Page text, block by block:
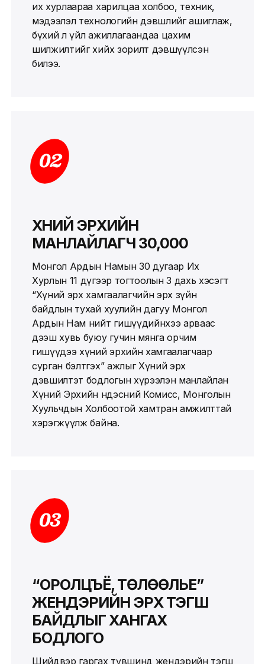
их хурлаараа харилцаа холбоо, техник,
мэдээлэл технологийн дэвшлийг ашиглаж,
бүхий л үйл ажиллагаандаа цахим
шилжилтийг хийх зорилт дэвшүүлсэн
билээ.
02
ХҮНИЙ ЭРХИЙН
МАНЛАЙЛАГЧ 30,000
Монгол Ардын Намын 30 дугаар Их
Хурлын 11 дүгээр тогтоолын 3 дахь хэсэгт
“Хүний эрх хамгаалагчийн эрх зүйн
байдлын тухай хуулийн дагуу Монгол
Ардын Нам нийт гишүүдийнхээ арваас
дээш хувь буюу гучин мянга орчим
гишүүдээ хүний эрхийн хамгаалагчаар
сурган бэлтгэх” ажлыг Хүний эрх
дэвшилтэт бодлогын хүрээлэн манлайлан
Хүний Эрхийн Үндэсний Комисс, Монголын
Хуульчдын Холбоотой хамтран амжилттай
хэрэгжүүлж байна.
03
“ОРОЛЦЪЁ, ТӨЛӨӨЛЬЕ”
ЖЕНДЭРИЙН ЭРХ ТЭГШ
БАЙДЛЫГ ХАНГАХ
БОДЛОГО
Шийдвэр гаргах түвшинд жендэрийн тэгш